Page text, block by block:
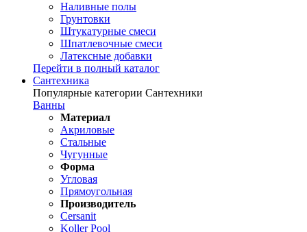
Наливные полы
Грунтовки
Штукатурные смеси
Шпатлевочные смеси
Латексные добавки
Перейти в полный каталог
Сантехника
Популярные категории Сантехники
Ванны
Материал
Акриловые
Стальные
Чугунные
Форма
Угловая
Прямоугольная
Производитель
Cersanit
Koller Pool